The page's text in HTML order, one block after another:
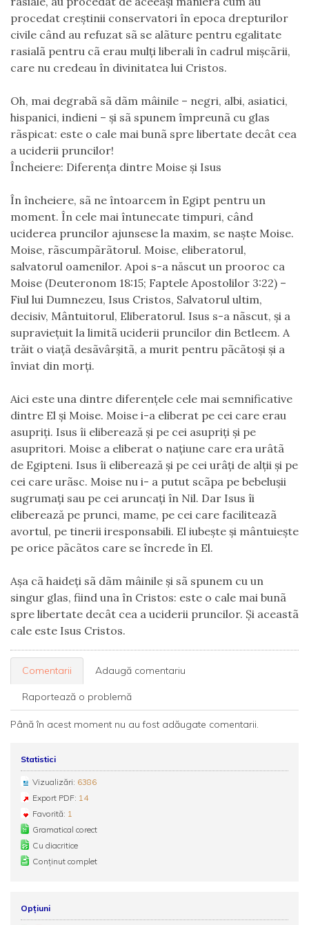
procedat creştinii conservatori în epoca drepturilor
civile când au refuzat sã se alãture pentru egalitate
rasialã pentru cã erau mulţi liberali în cadrul mişcãrii,
care nu credeau în divinitatea lui Cristos.
Oh, mai degrabã sã dãm mâinile – negri, albi, asiatici,
hispanici, indieni – şi sã spunem împreunã cu glas
rãspicat: este o cale mai bunã spre libertate decât cea
a uciderii pruncilor!
Încheiere: Diferenţa dintre Moise şi Isus
În încheiere, sã ne întoarcem în Egipt pentru un
moment. În cele mai întunecate timpuri, când
uciderea pruncilor ajunsese la maxim, se naşte Moise.
Moise, rãscumpãrãtorul. Moise, eliberatorul,
salvatorul oamenilor. Apoi s-a născut un prooroc ca
Moise (Deuteronom 18:15; Faptele Apostolilor 3:22) –
Fiul lui Dumnezeu, Isus Cristos, Salvatorul ultim,
decisiv, Mântuitorul, Eliberatorul. Isus s-a nãscut, şi a
supravieţuit la limitã uciderii pruncilor din Betleem. A
trăit o viaţã desãvârşitã, a murit pentru pãcãtoşi şi a
înviat din morţi.
Aici este una dintre diferenţele cele mai semnificative
dintre El şi Moise. Moise i-a eliberat pe cei care erau
asupriţi. Isus îi eliberează şi pe cei asupriţi şi pe
asupritori. Moise a eliberat o naţiune care era urâtã
de Egipteni. Isus îi eliberează şi pe cei urâţi de alţii şi pe
cei care urãsc. Moise nu i- a putut scãpa pe bebeluşii
sugrumaţi sau pe cei aruncaţi în Nil. Dar Isus îi
eliberează pe prunci, mame, pe cei care faciliteazã
avortul, pe tinerii iresponsabili. El iubeşte şi mântuieşte
pe orice pãcãtos care se încrede în El.
Aşa cã haideţi sã dãm mâinile şi sã spunem cu un
singur glas, fiind una în Cristos: este o cale mai bunã
spre libertate decât cea a uciderii pruncilor. Şi aceastã
cale este Isus Cristos.
Comentarii Adaugă comentariu
Raportează o problemă
Până în acest moment nu au fost adăugate comentarii.
Statistici
Vizualizări: 6386
Export PDF: 14
Favorită: 1
Gramatical corect
Cu diacritice
Conținut complet
Opțiuni